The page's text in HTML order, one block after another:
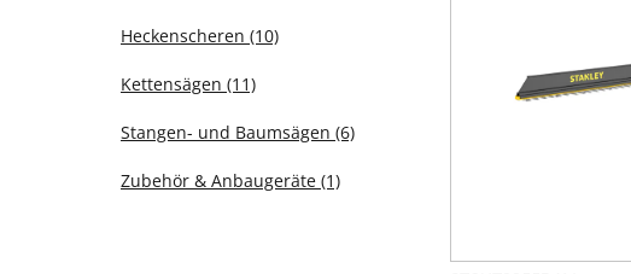
Heckenscheren (10)
Kettensägen (11)
Stangen- und Baumsägen (6)
Zubehör & Anbaugeräte (1)